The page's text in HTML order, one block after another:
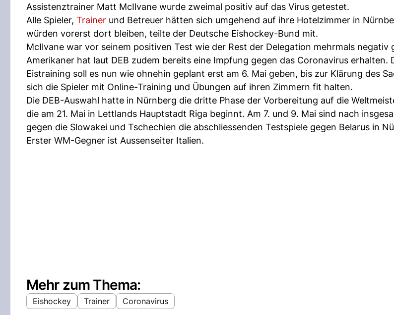
Assistenztrainer Matt McIlvane wurde zweimal positiv auf das Virus getestet.
Alle Spieler, Trainer und Betreuer hätten sich umgehend auf ihre Hotelzimmer in
würden vorerst dort bleiben, teilte der Deutsche Eishockey-Bund mit.
McIlvane war vor seinem positiven Test wie der Rest der Delegation mehrmals
Amerikaner hat laut DEB zudem bereits eine Impfung gegen das Coronavirus erhalten.
Eistraining soll es nun wie ohnehin geplant erst am 6. Mai geben, bis zur Klärung des
sich die Spieler mit Online-Training und Übungen auf ihren Zimmern fit halten.
Die DEB-Auswahl hatte in Nürnberg die dritte Phase der Vorbereitung auf die
die am 21. Mai in Lettlands Hauptstadt Riga beginnt. Am 7. und 9. Mai sind nach
gegen die Slowakei und Tschechien die abschliessenden Testspiele gegen Belarus in
Erster WM-Gegner ist Aussenseiter Italien.
Mehr zum Thema:
Eishockey Trainer Coronavirus